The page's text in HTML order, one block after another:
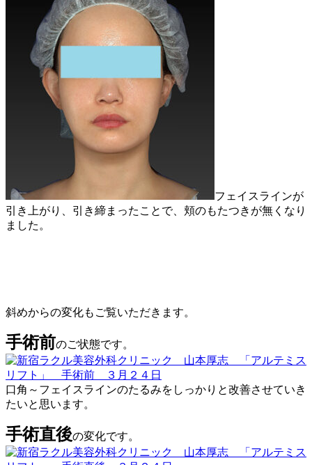
フェイスラインが
引き上がり、引き締まったことで、頬のもたつきが無くなり
ました。
斜めからの変化もご覧いただきます。
手術前のご状態です。
口角～フェイスラインのたるみをしっかりと改善させていき
たいと思います。
手術直後の変化です。